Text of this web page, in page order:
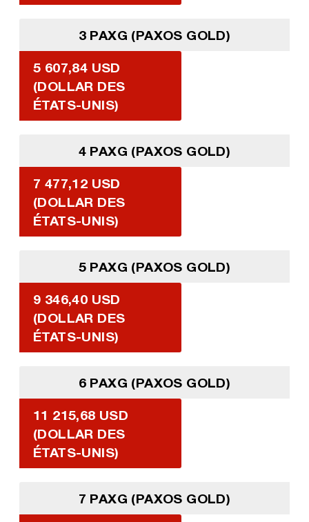
3 PAXG (PAXOS GOLD)
5 607,84 USD
(DOLLAR DES
ÉTATS-UNIS)
4 PAXG (PAXOS GOLD)
7 477,12 USD
(DOLLAR DES
ÉTATS-UNIS)
5 PAXG (PAXOS GOLD)
9 346,40 USD
(DOLLAR DES
ÉTATS-UNIS)
6 PAXG (PAXOS GOLD)
11 215,68 USD
(DOLLAR DES
ÉTATS-UNIS)
7 PAXG (PAXOS GOLD)